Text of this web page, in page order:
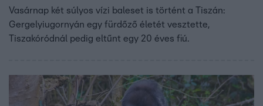
Vasárnap két súlyos vízi baleset is történt a Tiszán:
Gergelyiugornyán egy fürdőző életét vesztette,
Tiszakóródnál pedig eltűnt egy 20 éves fiú.